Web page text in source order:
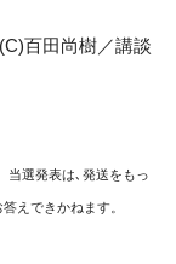
百田尚樹／講談
当選発表は､発送をもっ
えできかねます。